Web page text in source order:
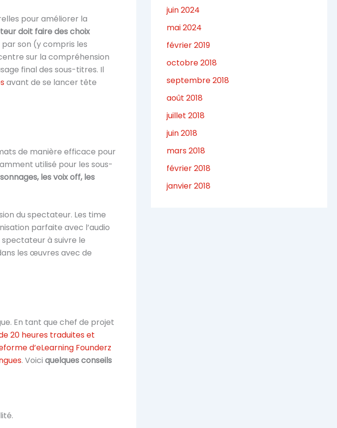
pour améliorer la
doit faire des choix
son (y compris les
sur la compréhension
final des sous-titres. Il
avant de se lancer tête
de manière efficace pour
utilisé pour les sous-
les voix off, les
du spectateur. Les time
parfaite avec l’audio
spectateur à suivre le
les œuvres avec de
En tant que chef de projet
20 heures traduites et
d’eLearning Founderz
. Voici quelques conseils
juin 2024
mai 2024
février 2019
octobre 2018
septembre 2018
août 2018
juillet 2018
juin 2018
mars 2018
février 2018
janvier 2018